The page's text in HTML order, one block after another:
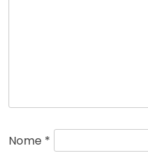
Nome *